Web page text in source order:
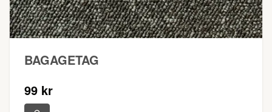
BAGAGETAG
99 kr